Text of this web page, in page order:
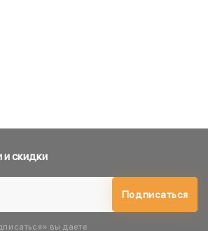
и скидки
Подписаться
вы даете